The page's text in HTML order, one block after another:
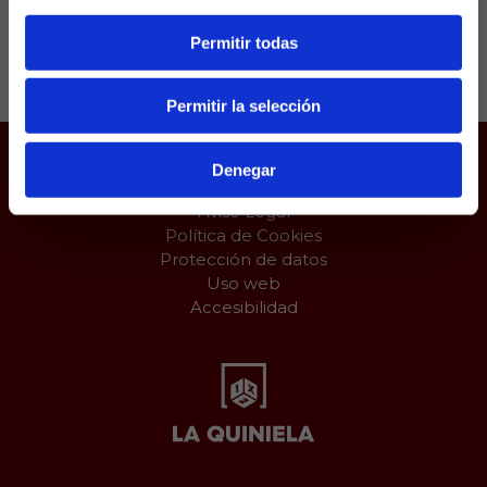
Permitir todas
Permitir la selección
Denegar
Aviso Legal
Política de Cookies
Protección de datos
Uso web
Accesibilidad